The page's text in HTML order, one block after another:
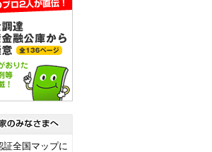
証全国マップに